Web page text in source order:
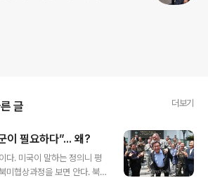
글 더보기
이 필요하다”... 왜?
다. 미국이 말하는 정의니 평
미협상과정을 보면 안다. 북